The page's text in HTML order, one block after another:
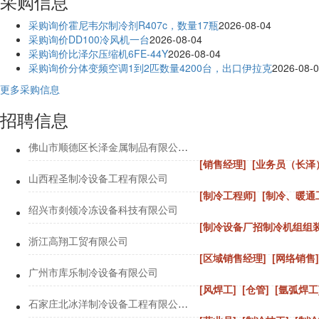
采购询价霍尼韦尔制冷剂R407c，数量17瓶2026-08-04
采购询价DD100冷风机一台2026-08-04
采购询价比泽尔压缩机6FE-44Y2026-08-04
采购询价分体变频空调1到2匹数量4200台，出口伊拉克2026-08-
更多采购信息
招聘信息
佛山市顺德区长泽金属制品有限公司
[销售经理] [业务员（长泽
山西程圣制冷设备工程有限公司
[制冷工程师] [制冷、暖通
绍兴市剡领冷冻设备科技有限公司
[制冷设备厂招制冷机组组
浙江高翔工贸有限公司
[区域销售经理] [网络销售]
广州市库乐制冷设备有限公司
[风焊工] [仓管] [氩弧焊
石家庄北冰洋制冷设备工程有限公司